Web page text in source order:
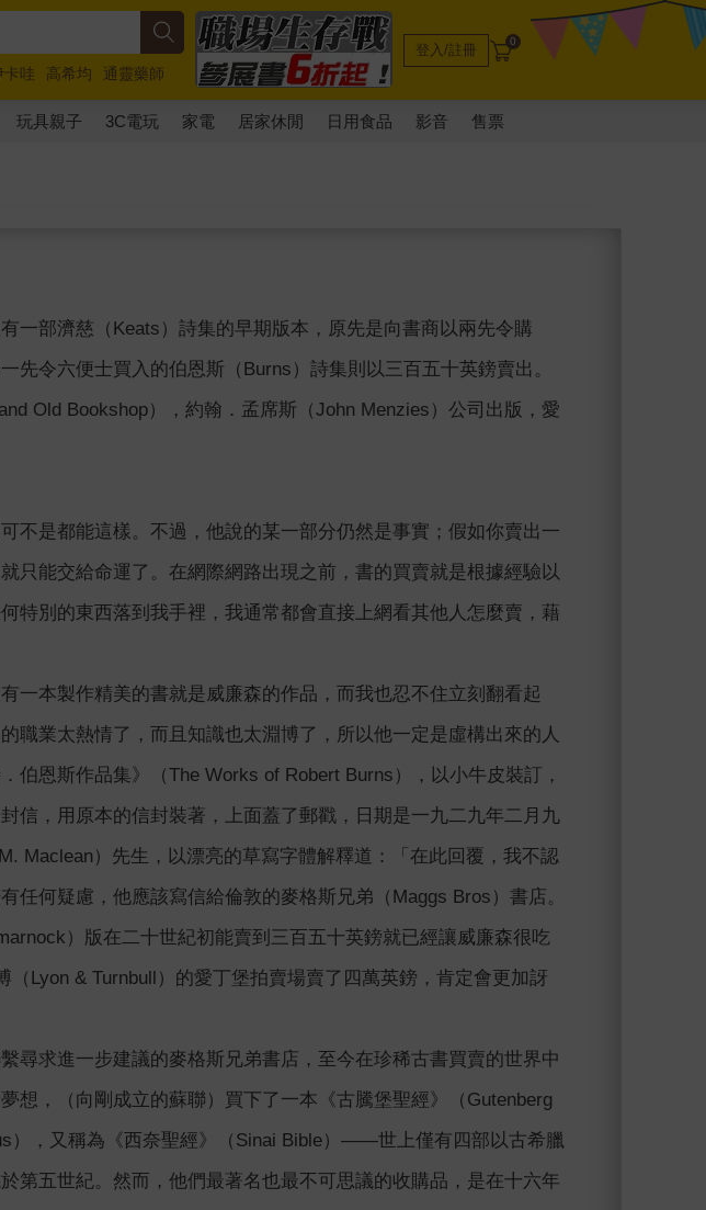
卡哇 高希均
通靈藥師
登入/註冊 0
玩具親子 3C電玩 家電 居家休閒 日用食品 影音 售票
一部濟慈（Keats）詩集的早期版本，原先是向書商以兩先令購
先令六便士買入的伯恩斯（Burns）詩集則以三百五十英鎊賣出。
Old Bookshop），約翰．孟席斯（John Menzies）公司出版，愛
不是都能這樣。不過，他說的某一部分仍然是事實；假如你賣出一
只能交給命運了。在網際網路出現之前，書的買賣就是根據經驗以
特別的東西落到我手裡，我通常都會直接上網看其他人怎麼賣，藉
一本製作精美的書就是威廉森的作品，而我也忍不住立刻翻看起
職業太熱情了，而且知識也太淵博了，所以他一定是虛構出來的人
伯恩斯作品集》（The Works of Robert Burns），以小牛皮裝訂，
信，用原本的信封裝著，上面蓋了郵戳，日期是一九二九年二月九
Maclean）先生，以漂亮的草寫字體解釋道：「在此回覆，我不認
任何疑慮，他應該寫信給倫敦的麥格斯兄弟（Maggs Bros）書店。
）版在二十世紀初能賣到三百五十英鎊就已經讓威廉森很吃
Lyon & Turnbull）的愛丁堡拍賣場賣了四萬英鎊，肯定會更加訝
尋求進一步建議的麥格斯兄弟書店，至今在珍稀古書買賣的世界中
想，（向剛成立的蘇聯）買下了一本《古騰堡聖經》（Gutenberg
），又稱為《西奈聖經》（Sinai Bible）――世上僅有四部以古希臘
第五世紀。然而，他們最著名也最不可思議的收購品，是在十六年